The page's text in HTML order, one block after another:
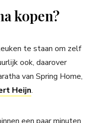
kopen?
te staan om zelf
ook, daarover
van Spring Home,
Heijn.